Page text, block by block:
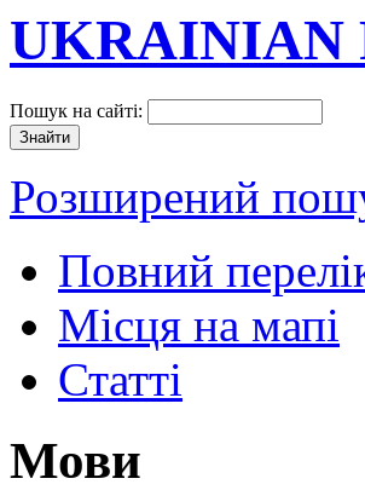
UKRAINIAN
Пошук на сайті:
Розширений
Повний
Місця на мапі
Статті
Мови